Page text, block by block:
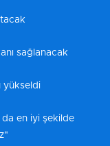
sağlanacak
yükseldi
en iyi şekilde